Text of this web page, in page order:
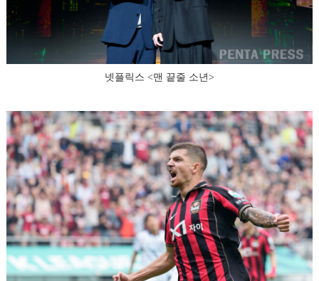
넷플릭스 <맨 끝줄 소년>